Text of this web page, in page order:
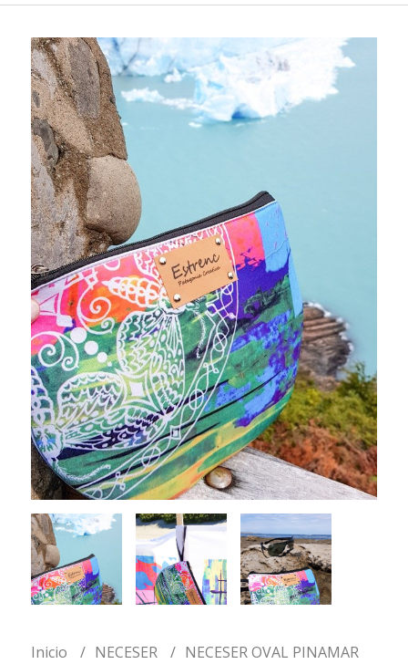
Inicio NECESER NECESER OVAL PINAMAR